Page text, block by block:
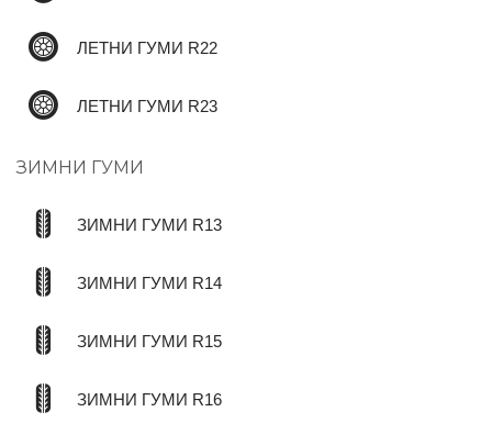
ЛЕТНИ ГУМИ R22
ЛЕТНИ ГУМИ R23
ЗИМНИ ГУМИ
ЗИМНИ ГУМИ R13
ЗИМНИ ГУМИ R14
ЗИМНИ ГУМИ R15
ЗИМНИ ГУМИ R16